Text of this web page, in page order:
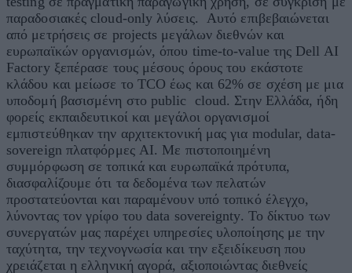
παραδοσιακές cloud-only λύσεις. Αυτό επιβεβαιώνεται
από μετρήσεις σε projects μεγάλων διεθνών και
ευρωπαϊκών οργανισμών, όπου time-to-value της Dell AI
Factory ξεπέρασε τους μέσους όρους του εκάστοτε
κλάδου και μείωσε το TCO έως και 62% σε σχέση με μια
υποδομή βασισμένη στο public cloud. Στην Ελλάδα, ήδη
φορείς εκπαιδευτικοί και μεγάλοι οργανισμοί
εμπιστεύθηκαν την αρχιτεκτονική μας για modular, data-
sovereign πλατφόρμες AI. Με πιστοποιημένη
συμμόρφωση σε τοπικά και ευρωπαϊκά πρότυπα,
διασφαλίζουμε ότι τα δεδομένα των πελατών
προστατεύονται και παραμένουν υπό τοπικό έλεγχο,
λύνοντας τον γρίφο του data sovereignty. Το δίκτυο των
συνεργατών μας παρέχει υπηρεσίες υλοποίησης με την
ταχύτητα, την τεχνογνωσία και την εξειδίκευση που
χρειάζεται η ελληνική αγορά, αξιοποιώντας διεθνείς